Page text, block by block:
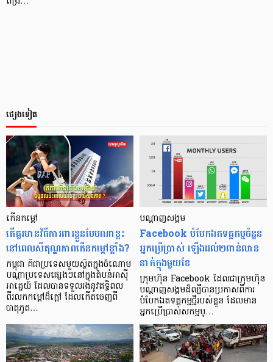
ផ្សេងទៀត
កើនកម្ដៅ
តើគួរមានវិធីការពារខ្លួនបែបណាខ្លះ
នៅពេលសីតុណ្ហភាពកើនកម្ដៅខ្លាំង?
កម្ពុជា គឺជាប្រទេសមួយស្ថិតក្នុងចំណោម
បណ្ដាប្រទេសផ្សេងៗនៅក្នុងតំបន់អាស៊ី
អាគ្នេយ៍ ដែលបានទទួលរងនូវឥទ្ធិពល
ពីរលកកម្ដៅដ៏ក្ដៅ ដែលកើតចេញពី
បាតុភូត…
បណ្ដាញសង្គម
Facebook បំបែក​ឯតទគ្គកម្មចំនួន​
អ្នកប្រើប្រាស់ ឡើង​ដល់​២ពាន់លាន
នាក់ក្នុងមួយខែ
ក្រុមហ៊ុន Facebook ដែល​ជា​ក្រុមហ៊ុន​
បណ្តាញ​សង្គម​ដ៏​ល្បី​បានប្រកាស​ពី​ការ​
បំបែក​ឯតទគ្គកម្ម​ថ្មី​របស់​ខ្លួន ដែល​មាន​
អ្នក​ប្រើប្រាស់​សកម្ម​ប្…